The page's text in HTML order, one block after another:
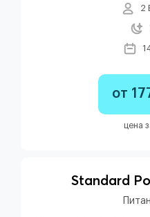
2
от
цена
Standard